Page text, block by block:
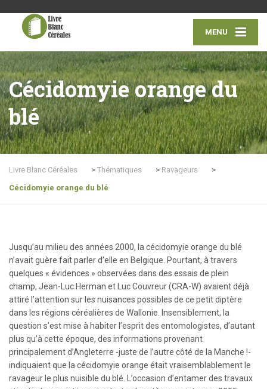
MENU
Cécidomyie orange du
blé
Livre Blanc Céréales > Thématiques > Ravageurs
>
Cécidomyie orange du blé
Jusqu’au milieu des années 2000, la cécidomyie orange du blé
n’avait guère fait parler d’elle en Belgique. Pourtant, à travers
quelques « évidences » observées dans des essais de plein
champ, Jean-Luc Herman et Luc Couvreur (CRA-W) avaient déjà
attiré l’attention sur les nuisances possibles de ce petit diptère
dans les régions céréalières de Wallonie. Insensiblement, la
question s’est mise à habiter l’esprit des entomologistes, d’autant
plus qu’à cette époque, des informations provenant
principalement d’Angleterre -juste de l’autre côté de la Manche !-
indiquaient que la cécidomyie orange était vraisemblablement le
ravageur le plus nuisible du blé. L’occasion d’entamer des travaux